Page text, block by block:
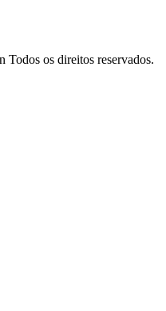
os direitos reservados.